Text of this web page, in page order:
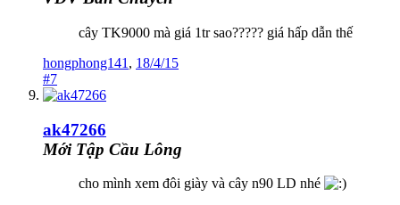
cây TK9000 mà giá 1tr sao????? giá hấp dẫn thế
hongphong141 , 18/4/15
#7
ak47266
Mới Tập Cầu Lông
cho mình xem đôi giày và cây n90 LD nhé